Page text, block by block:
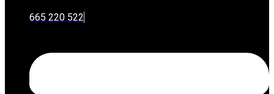
665 220 522